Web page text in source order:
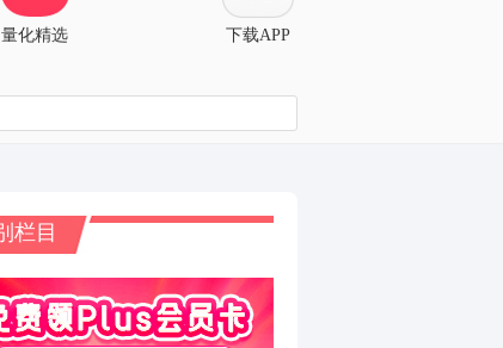
量化精选 下载APP